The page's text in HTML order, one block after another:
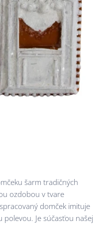
šarm tradičných
ozdobou v tvare
domček imituje
Je súčasťou našej